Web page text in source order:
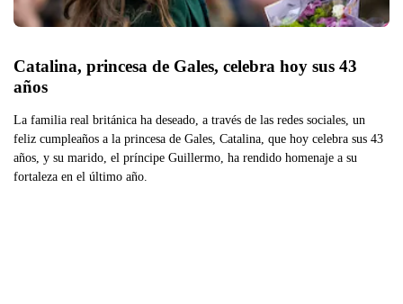
Catalina, princesa de Gales, celebra hoy sus 43
años
La familia real británica ha deseado, a través de las redes sociales, un
feliz cumpleaños a la princesa de Gales, Catalina, que hoy celebra sus 43
años, y su marido, el príncipe Guillermo, ha rendido homenaje a su
fortaleza en el último año.